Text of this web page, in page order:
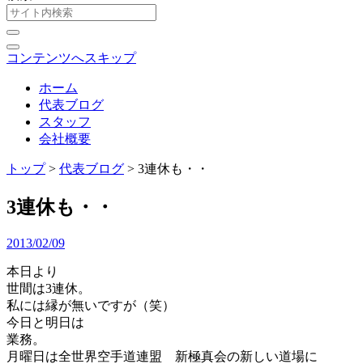
コンテンツへスキップ
ホーム
代表ブログ
スタッフ
会社概要
トップ> 代表ブログ > 3連休も・・
3連休も・・
2013/02/09
本日より
世間は3連休。
私には縁が無いですが（笑）
今日と明日は
業務。
月曜日は全世界空手道連盟 新極真会の新しい道場に